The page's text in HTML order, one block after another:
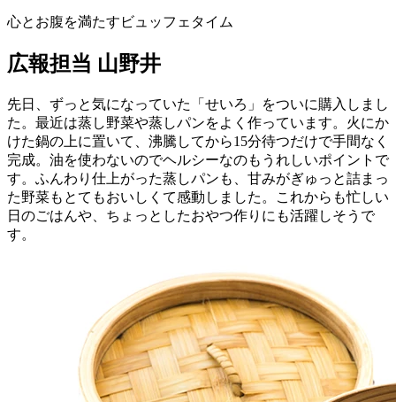
心とお腹を満たすビュッフェタイム
広報担当 山野井
先日、ずっと気になっていた「せいろ」をついに購入しまし
た。最近は蒸し野菜や蒸しパンをよく作っています。火にか
けた鍋の上に置いて、沸騰してから15分待つだけで手間なく
完成。油を使わないのでヘルシーなのもうれしいポイントで
す。ふんわり仕上がった蒸しパンも、甘みがぎゅっと詰まっ
た野菜もとてもおいしくて感動しました。これからも忙しい
日のごはんや、ちょっとしたおやつ作りにも活躍しそうで
す。